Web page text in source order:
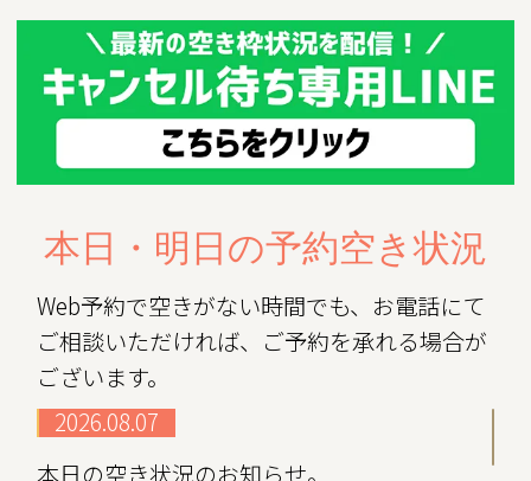
本日・明日の予約空き状況
Web予約で空きがない時間でも、お電話にて
ご相談いただければ、ご予約を承れる場合が
ございます。
2026.08.07
本日の空き状況のお知らせ。